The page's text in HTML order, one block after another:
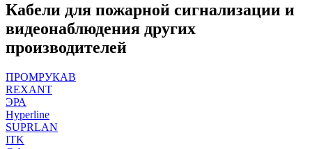
Кабели для пожарной сигнализации и
видеонаблюдения других
производителей
ПРОМРУКАВ
REXANT
ЭРА
Hyperline
SUPRLAN
ITK